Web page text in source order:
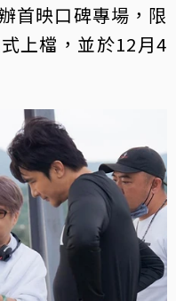
首映口碑專場，限
上檔，並於12月4